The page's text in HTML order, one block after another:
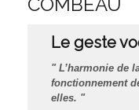
Le geste
" L’harmonie de
fonctionnement
elles. "